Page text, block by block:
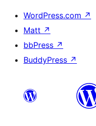
WordPress.com ↗
Matt ↗
bbPress ↗
BuddyPress ↗